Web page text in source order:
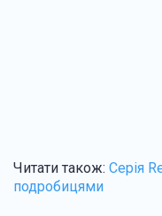
Читати також: Серія
подробицями